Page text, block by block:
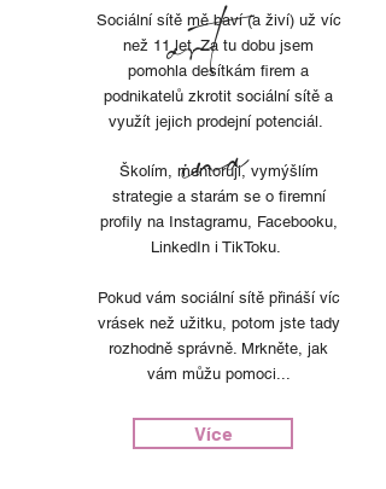
Sociální sítě mě baví (a živí) už víc
než 11 let. Za tu dobu jsem
pomohla desítkám firem a
podnikatelů zkrotit sociální sítě a
využít jejich prodejní potenciál.
Školím, mentoruji, vymýšlím
strategie a starám se o firemní
profily na Instagramu, Facebooku,
LinkedIn i TikToku.
Pokud vám sociální sítě přináší víc
vrásek než užitku, potom jste tady
rozhodně správně. Mrkněte, jak
vám můžu pomoci...
rt
a
Více